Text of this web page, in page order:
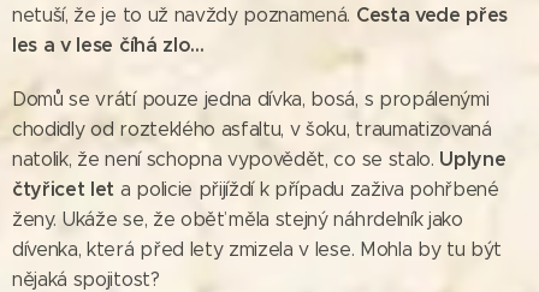
netuší, že je to už navždy poznamená. Cesta vede přes
les a v lese číhá zlo...
Domů se vrátí pouze jedna dívka, bosá, s propálenými
chodidly od rozteklého asfaltu, v šoku, traumatizovaná
natolik, že není schopna vypovědět, co se stalo. Uplyne
čtyřicet let a policie přijíždí k případu zaživa pohřbené
ženy. Ukáže se, že oběť měla stejný náhrdelník jako
dívenka, která před lety zmizela v lese. Mohla by tu být
nějaká spojitost?